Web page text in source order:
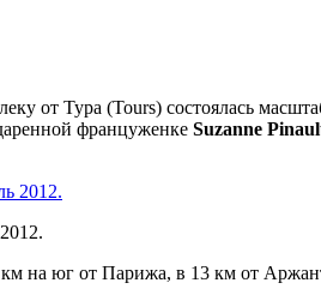
от Тура (Tours) состоялась
француженке Suzanne
на юг от Парижа, в 13 км от